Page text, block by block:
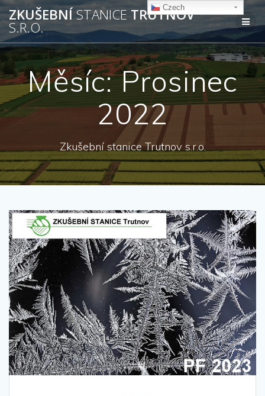
Přeskočit
na
obsah
ZKUŠEBNÍSTANICE TRUTNOV
S.R.O.
Měsíc:Prosinec
2022
Zkušební stanice Trutnov s.r.o.
Czech